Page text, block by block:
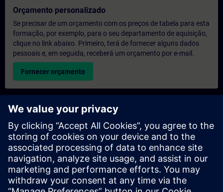
Orçamento personalizado
Se precisar de um orçamento com os preços de tabela para esta
formação, por exemplo, para o seu departamento de aquisição,
clique no link abaixo. Primeiro, terá de fornecer alguns dados
pessoais e, em seguida, receberá um orçamento por e-mail.
Fornecer orçamento
Pedido de informações sobre formação exclusiva
Preencha o formulário de pedido de informação abaixo se
desejar receber um orçamento para um curso de formação
exclusiva, seja nas suas instalações, online ou no nosso centro
de formação SITRAIN. Este tipo de pedido seria adequado para
grupos maiores (a partir de 6 pessoas). Depois de nos fornecer
os seus dados de contacto e as suas necessidades de
formação, receberá um orçamento da nossa parte.